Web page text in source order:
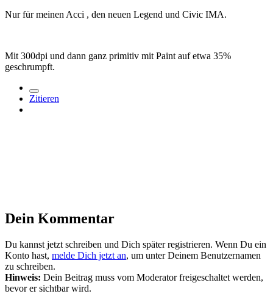
Nur für meinen Acci , den neuen Legend und Civic IMA.
Mit 300dpi und dann ganz primitiv mit Paint auf etwa 35%
geschrumpft.
Zitieren
Dein Kommentar
Du kannst jetzt schreiben und Dich später registrieren. Wenn Du ein
Konto hast, melde Dich jetzt an, um unter Deinem Benutzernamen
zu schreiben.
Hinweis: Dein Beitrag muss vom Moderator freigeschaltet werden,
bevor er sichtbar wird.